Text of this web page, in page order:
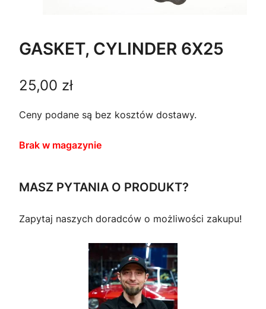
GASKET, CYLINDER 6X25
25,00 zł
Ceny podane są bez kosztów dostawy.
Brak w magazynie
MASZ PYTANIA O PRODUKT?
Zapytaj naszych doradców o możliwości zakupu!